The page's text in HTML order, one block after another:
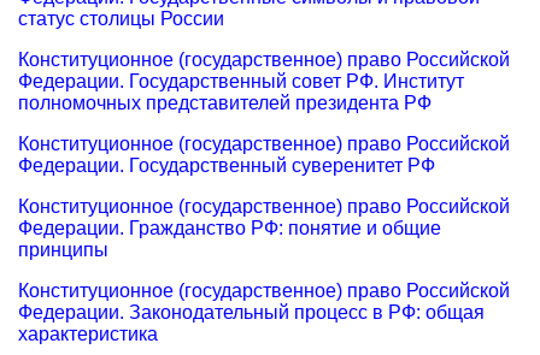
статус столицы России
Конституционное (государственное) право Российской
Федерации. Государственный совет РФ. Институт
полномочных представителей президента РФ
Конституционное (государственное) право Российской
Федерации. Государственный суверенитет РФ
Конституционное (государственное) право Российской
Федерации. Гражданство РФ: понятие и общие
принципы
Конституционное (государственное) право Российской
Федерации. Законодательный процесс в РФ: общая
характеристика